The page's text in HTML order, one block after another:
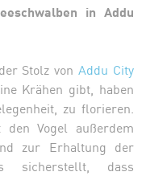
in Addu
Stolz vonAddu City
Krähen gibt, haben
zu florieren.
Vogel außerdem
zur Erhaltung der
sicherstellt, dass